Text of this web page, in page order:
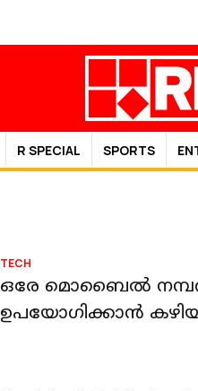
R SPECIAL SPORTS
TECH
ഒരേ മൊബൈല്‍
ഉപയോഗിക്കാന്‍